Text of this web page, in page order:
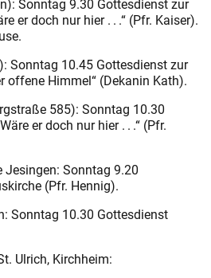
Sonntag 9.30 Gottesdienst zur
er doch nur hier . . .“ (Pfr. Kaiser).
Sonntag 10.45 Gottesdienst zur
offene Himmel“ (Dekanin Kath).
585): Sonntag 10.30
er doch nur hier . . .“ (Pfr.
Jesingen: Sonntag 9.20
(Pfr. Hennig).
Sonntag 10.30 Gottesdienst
Ulrich, Kirchheim: